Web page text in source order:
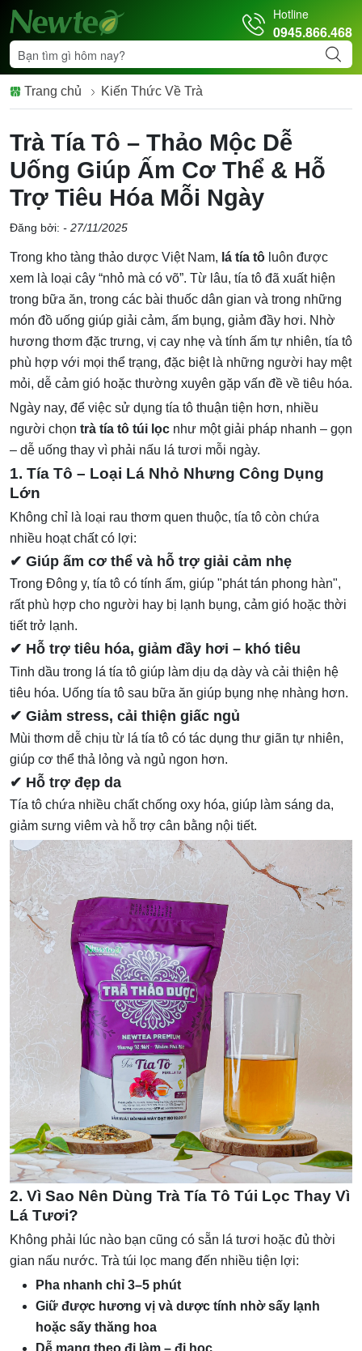
Hotline
0945.866.468
Trang chủ Kiến Thức Về Trà
Trà Tía Tô – Thảo Mộc Dễ
Uống Giúp Ấm Cơ Thể & Hỗ
Trợ Tiêu Hóa Mỗi Ngày
Đăng bởi: - 27/11/2025
Trong kho tàng thảo dược Việt Nam, lá tía tô luôn được
xem là loại cây “nhỏ mà có võ”. Từ lâu, tía tô đã xuất hiện
trong bữa ăn, trong các bài thuốc dân gian và trong những
món đồ uống giúp giải cảm, ấm bụng, giảm đầy hơi. Nhờ
hương thơm đặc trưng, vị cay nhẹ và tính ấm tự nhiên, tía tô
phù hợp với mọi thể trạng, đặc biệt là những người hay mệt
mỏi, dễ cảm gió hoặc thường xuyên gặp vấn đề về tiêu hóa.
Ngày nay, để việc sử dụng tía tô thuận tiện hơn, nhiều
người chọn trà tía tô túi lọc như một giải pháp nhanh – gọn
– dễ uống thay vì phải nấu lá tươi mỗi ngày.
1. Tía Tô – Loại Lá Nhỏ Nhưng Công Dụng
Lớn
Không chỉ là loại rau thơm quen thuộc, tía tô còn chứa
nhiều hoạt chất có lợi:
✔ Giúp ấm cơ thể và hỗ trợ giải cảm nhẹ
Trong Đông y, tía tô có tính ấm, giúp "phát tán phong hàn",
rất phù hợp cho người hay bị lạnh bụng, cảm gió hoặc thời
tiết trở lạnh.
✔ Hỗ trợ tiêu hóa, giảm đầy hơi – khó tiêu
Tinh dầu trong lá tía tô giúp làm dịu dạ dày và cải thiện hệ
tiêu hóa. Uống tía tô sau bữa ăn giúp bụng nhẹ nhàng hơn.
✔ Giảm stress, cải thiện giấc ngủ
Mùi thơm dễ chịu từ lá tía tô có tác dụng thư giãn tự nhiên,
giúp cơ thể thả lỏng và ngủ ngon hơn.
✔ Hỗ trợ đẹp da
Tía tô chứa nhiều chất chống oxy hóa, giúp làm sáng da,
giảm sưng viêm và hỗ trợ cân bằng nội tiết.
2. Vì Sao Nên Dùng Trà Tía Tô Túi Lọc Thay Vì
Lá Tươi?
Không phải lúc nào bạn cũng có sẵn lá tươi hoặc đủ thời
gian nấu nước. Trà túi lọc mang đến nhiều tiện lợi:
Pha nhanh chỉ 3–5 phút
Giữ được hương vị và dược tính nhờ sấy lạnh
hoặc sấy thăng hoa